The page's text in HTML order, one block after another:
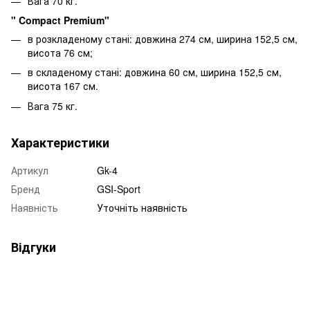
" Compact Premium"
в розкладеному стані: довжина 274 см, ширина 152,5 см,
висота 76 см;
в складеному стані: довжина 60 см, ширина 152,5 см,
висота 167 см.
Вага 75 кг.
Характеристики
Артикул
Gk-4
Бренд
GSI-Sport
Наявність
Уточніть наявність
Відгуки